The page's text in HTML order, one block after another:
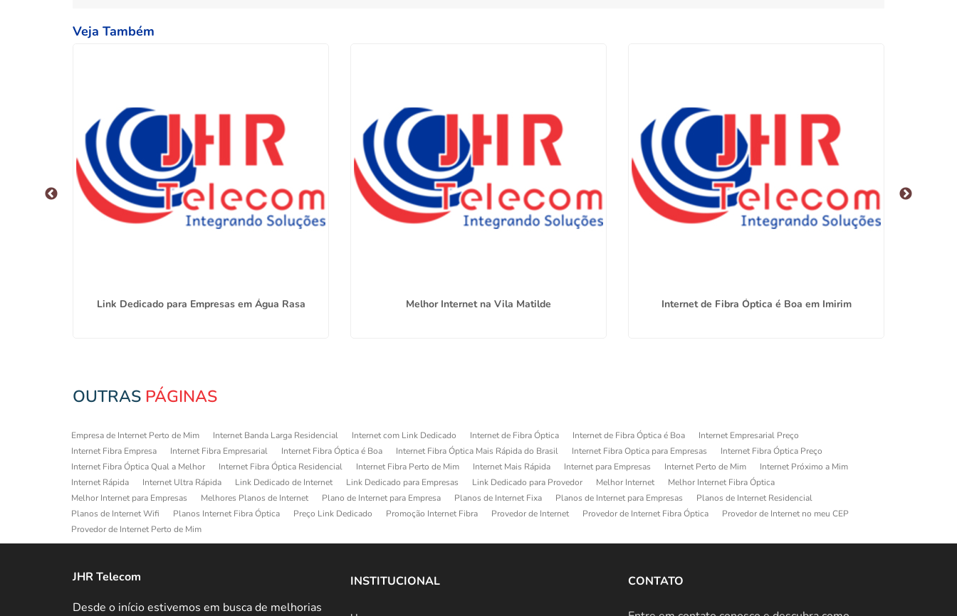
Veja Também
Link Dedicado para Empresas em Água Rasa Melhor Internet na Vila Matilde Internet de Fibra Óptica é Boa em Imirim
OUTRAS PÁGINAS
Empresa de Internet Perto de Mim Internet Banda Larga Residencial Internet com Link Dedicado Internet de Fibra Óptica Internet de Fibra Óptica é Boa
Internet Empresarial Preço
Internet Fibra Empresa
Internet Fibra Empresarial Internet Fibra Óptica é Boa Internet Fibra Óptica Mais Rápida do Brasil Internet Fibra Optica para Empresas
Internet Fibra Óptica Preço
Internet Fibra Óptica Qual a Melhor
Internet Fibra Óptica Residencial Internet Fibra Perto de Mim Internet Mais Rápida Internet para Empresas Internet Perto de Mim
Internet Próximo a Mim
Internet Rápida
Internet Ultra Rápida Link Dedicado de Internet Link Dedicado para Empresas Link Dedicado para Provedor Melhor Internet
Melhor Internet Fibra Óptica
Melhor Internet para Empresas
Melhores Planos de Internet Plano de Internet para Empresa Planos de Internet Fixa Planos de Internet para Empresas
Planos de Internet Residencial
Planos de Internet Wifi
Planos Internet Fibra Óptica Preço Link Dedicado Promoção Internet Fibra Provedor de Internet Provedor de Internet Fibra Óptica
Provedor de Internet no meu CEP
Provedor de Internet Perto de Mim
JHR Telecom
Desde o início estivemos em busca de melhorias
INSTITUCIONAL CONTATO